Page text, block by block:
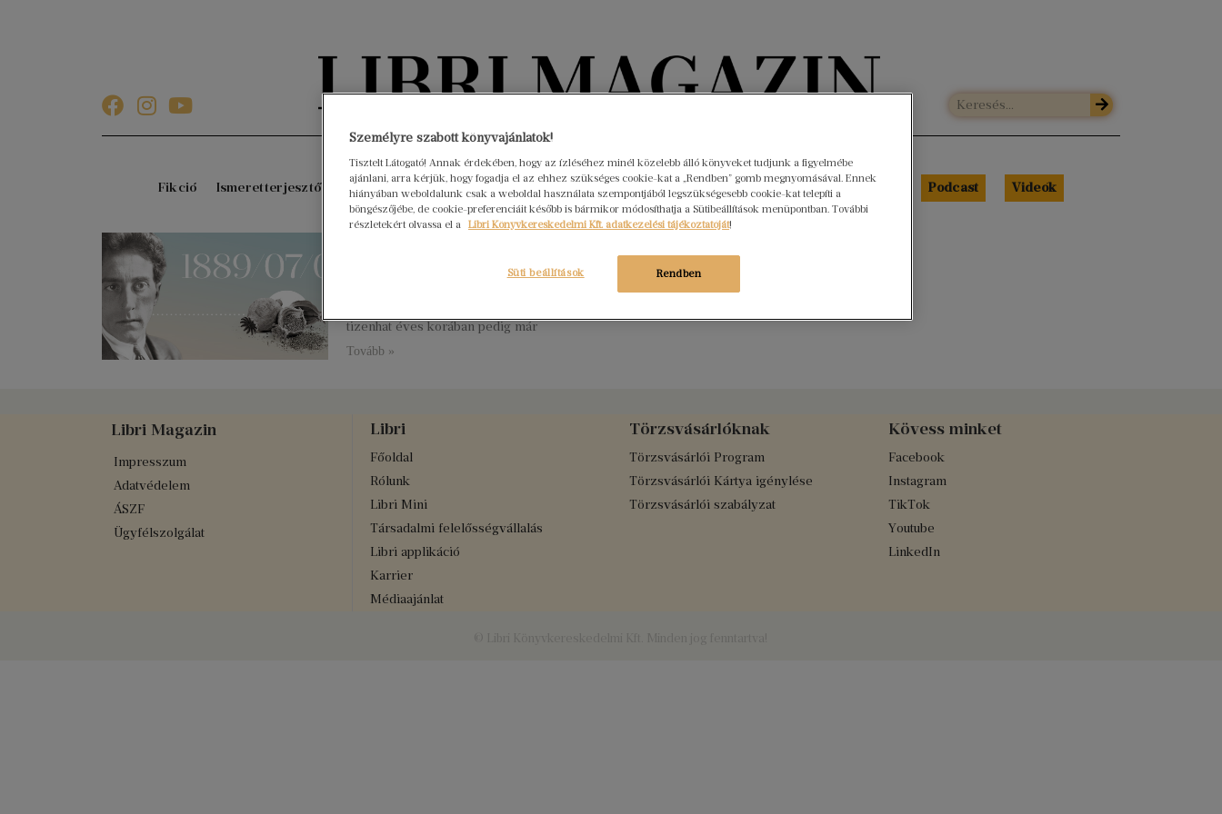
Könyvektől az olvasókig
Fikció Ismeretterjesztő Gyerekkönyvek Interjúk Beleolvasó A hónap könyvei HÍREK Libri Portré Podcast Videók
Nincs hozzászólás
Író, költő, esszéista, festő, zenész, filmrendező és színész, a 20. századi
tizenhat éves korában pedig már
Tovább »
Libri Magazin
Impresszum
Adatvédelem
ÁSZF
Ügyfélszolgálat
Libri
Főoldal
Rólunk
Libri Mini
Társadalmi felelősségvállalás
Libri applikáció
Karrier
Médiaajánlat
Törzsvásárlóknak
Törzsvásárlói Program
Törzsvásárlói Kártya igénylése
Törzsvásárlói szabályzat
Kövess minket
Facebook
Instagram
TikTok
Youtube
LinkedIn
Személyre szabott könyvajánlatok!
Tisztelt Látogató! Annak érdekében, hogy az ízléséhez minél közelebb álló könyveket tudjunk a figyelmébe
ajánlani, arra kérjük, hogy fogadja el az ehhez szükséges cookie-kat a „Rendben” gomb megnyomásával. Ennek
hiányában weboldalunk csak a weboldal használata szempontjából legszükségesebb cookie-kat telepíti a
böngészőjébe, de cookie-preferenciáit később is bármikor módosíthatja a Sütibeállítások menüpontban. További
részletekért olvassa el a Libri Könyvkereskedelmi Kft. adatkezelési tájékoztatóját!
Rendben
Süti beállítások